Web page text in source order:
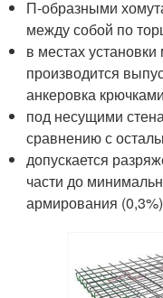
П-образными
между собой по
в местах
производится
анкеровка
под несущими
сравнению с
допускается
части до
армирования